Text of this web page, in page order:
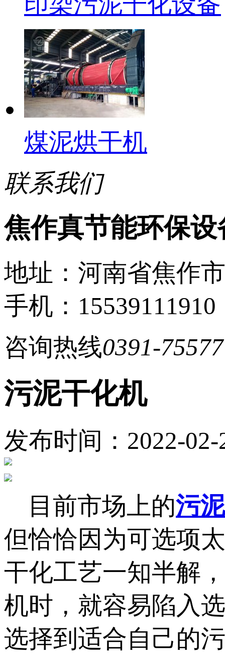
煤泥烘干机
联系我们
焦作真节能环保
地址：河南省焦作
手机：15539111910
咨询热线0391-
污泥干化机
发布时间：2022-02-
目前市场上的污
但恰恰因为可选项
干化工艺一知半解
机时，就容易陷入
选择到适合自己的